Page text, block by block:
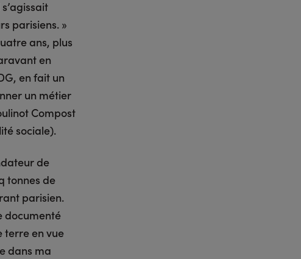
parisiens. »
ans, plus
en
en fait un
un métier
Compost
sociale).
de
tonnes de
parisien.
documenté
terre en vue
dans ma